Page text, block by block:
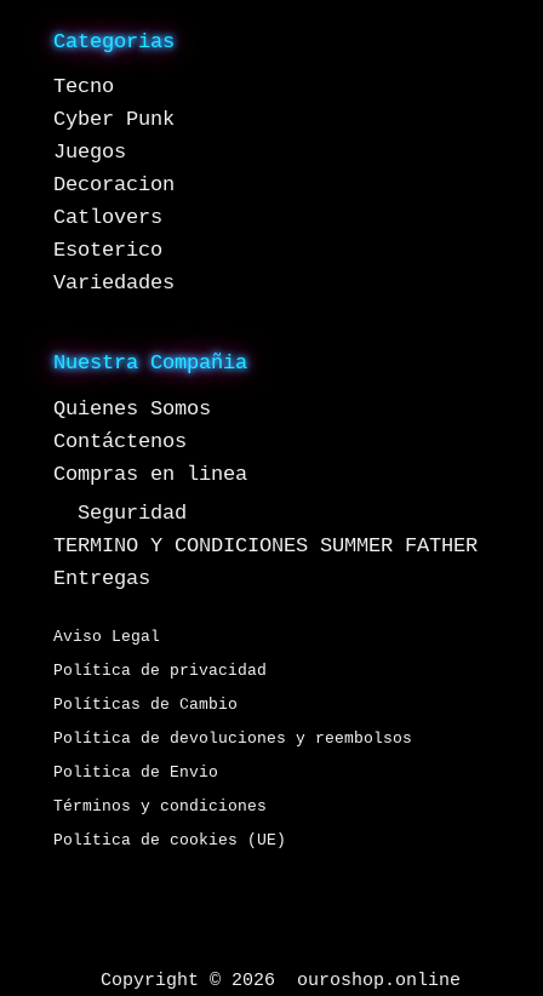
Categorias
Tecno
Cyber Punk
Juegos
Decoracion
Catlovers
Esoterico
Variedades
Nuestra Compañia
Quienes Somos
Contáctenos
Compras en linea
Seguridad
TERMINO Y CONDICIONES SUMMER FATHER
Entregas
Aviso Legal
Política de privacidad
Políticas de Cambio
Política de devoluciones y reembolsos
Politica de Envio
Términos y condiciones
Política de cookies (UE)
Copyright © 2026 ouroshop.online